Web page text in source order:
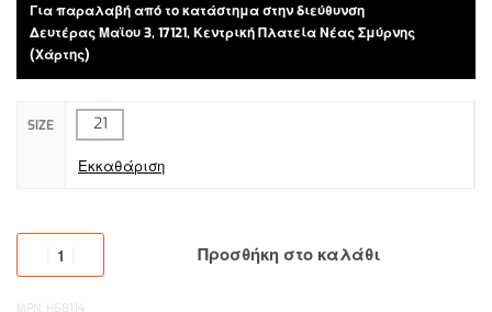
Για παραλαβή από το κατάστημα στην διεύθυνση
Δευτέρας Μαϊου 3, 17121, Κεντρική Πλατεία Νέας Σμύρνης
(Χάρτης)
SIZE 21
Εκκαθάριση
Προσθήκη στο καλάθι
MPN: H68114